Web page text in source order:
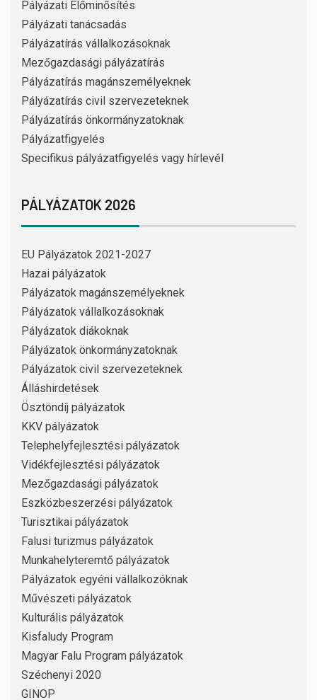
Pályázati Előminősítés
Pályázati tanácsadás
Pályázatírás vállalkozásoknak
Mezőgazdasági pályázatírás
Pályázatírás magánszemélyeknek
Pályázatírás civil szervezeteknek
Pályázatírás önkormányzatoknak
Pályázatfigyelés
Specifikus pályázatfigyelés vagy hírlevél
PÁLYÁZATOK 2026
EU Pályázatok 2021-2027
Hazai pályázatok
Pályázatok magánszemélyeknek
Pályázatok vállalkozásoknak
Pályázatok diákoknak
Pályázatok önkormányzatoknak
Pályázatok civil szervezeteknek
Álláshirdetések
Ösztöndíj pályázatok
KKV pályázatok
Telephelyfejlesztési pályázatok
Vidékfejlesztési pályázatok
Mezőgazdasági pályázatok
Eszközbeszerzési pályázatok
Turisztikai pályázatok
Falusi turizmus pályázatok
Munkahelyteremtő pályázatok
Pályázatok egyéni vállalkozóknak
Művészeti pályázatok
Kulturális pályázatok
Kisfaludy Program
Magyar Falu Program pályázatok
Széchenyi 2020
GINOP